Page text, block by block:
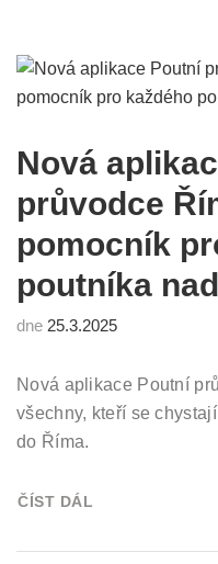
Nová
průvodce
pomocník
poutníka
dne 25.3.2025
Nová aplikace Poutní
všechny, kteří se
do Říma.
ČÍST DÁL